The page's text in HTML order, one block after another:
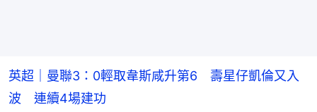
英超｜曼聯3：0輕取韋斯咸升第6 壽星仔凱倫又入
波 連續4場建功